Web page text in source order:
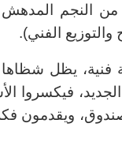
من النجم
الفني).
فنية، يظل شظاها
فيكسروا
ويقدمون